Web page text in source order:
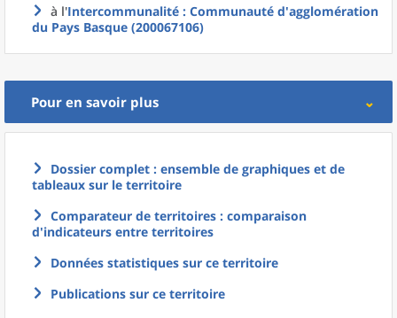
à l'Intercommunalité : Communauté d'agglomération
du Pays Basque (200067106)
Pour en savoir plus
Dossier complet : ensemble de graphiques et de
tableaux sur le territoire
Comparateur de territoires : comparaison
d'indicateurs entre territoires
Données statistiques sur ce territoire
Publications sur ce territoire